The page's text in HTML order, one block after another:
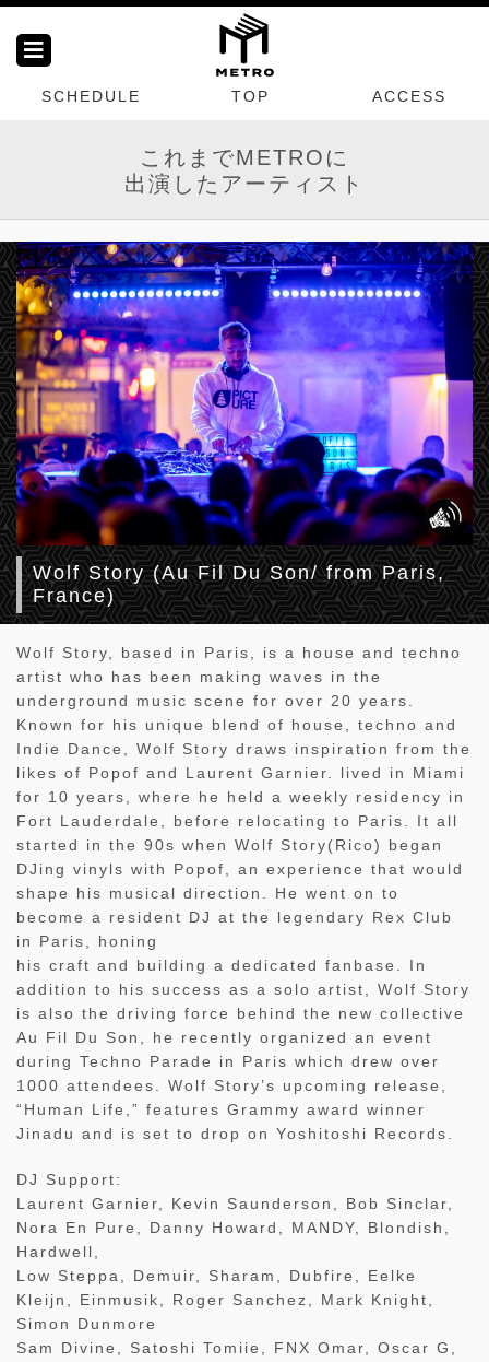
SCHEDULE TOP ACCESS
これまでMETROに
出演したアーティスト
Wolf Story (Au Fil Du Son/ from Paris,
France)
Wolf Story, based in Paris, is a house and techno
artist who has been making waves in the
underground music scene for over 20 years.
Known for his unique blend of house, techno and
Indie Dance, Wolf Story draws inspiration from the
likes of Popof and Laurent Garnier. lived in Miami
for 10 years, where he held a weekly residency in
Fort Lauderdale, before relocating to Paris. It all
started in the 90s when Wolf Story(Rico) began
DJing vinyls with Popof, an experience that would
shape his musical direction. He went on to
become a resident DJ at the legendary Rex Club
in Paris, honing
his craft and building a dedicated fanbase. In
addition to his success as a solo artist, Wolf Story
is also the driving force behind the new collective
Au Fil Du Son, he recently organized an event
during Techno Parade in Paris which drew over
1000 attendees. Wolf Story’s upcoming release,
“Human Life,” features Grammy award winner
Jinadu and is set to drop on Yoshitoshi Records.
DJ Support:
Laurent Garnier, Kevin Saunderson, Bob Sinclar,
Nora En Pure, Danny Howard, MANDY, Blondish,
Hardwell,
Low Steppa, Demuir, Sharam, Dubfire, Eelke
Kleijn, Einmusik, Roger Sanchez, Mark Knight,
Simon Dunmore
Sam Divine, Satoshi Tomiie, FNX Omar, Oscar G,